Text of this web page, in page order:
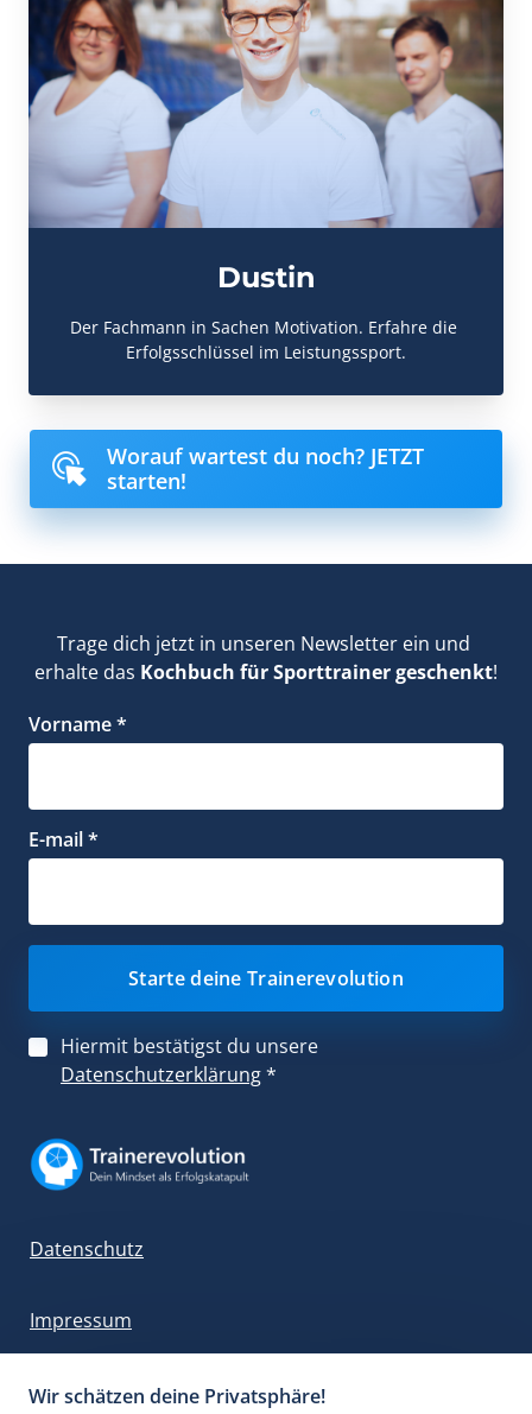
Dustin
Der Fachmann in Sachen Motivation. Erfahre die
Erfolgsschlüssel im Leistungssport.
Worauf wartest du noch? JETZT
starten!
Trage dich jetzt in unseren Newsletter ein und
erhalte das Kochbuch für Sporttrainer geschenkt!
Vorname *
E-mail *
Starte deine Trainerevolution
Hiermit bestätigst du unsere
Datenschutzerklärung*
Datenschutz
Impressum
Wir schätzen deine Privatsphäre!